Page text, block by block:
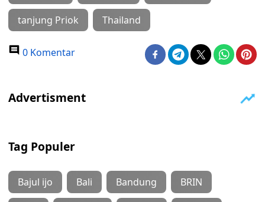
tanjung Priok Thailand
0 Komentar
Tag Populer
Bajul ijo Bali Bandung BRIN